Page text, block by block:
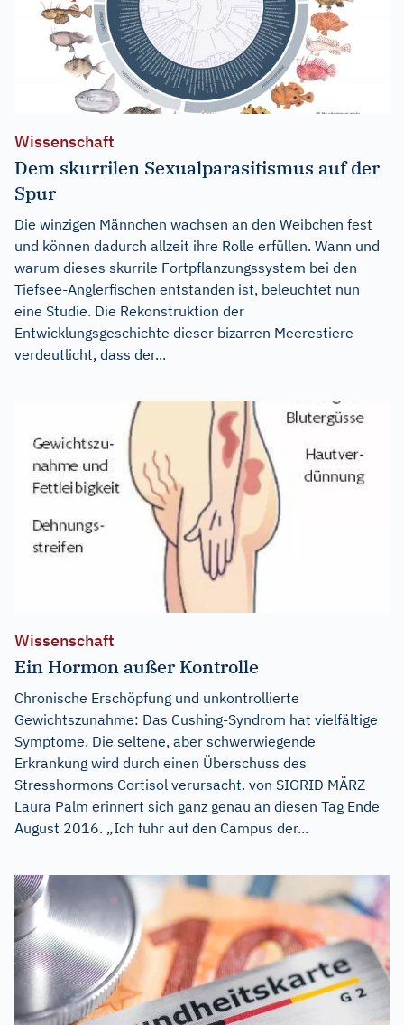
Wissenschaft
Dem skurrilen Sexualparasitismus auf der
Spur
Die winzigen Männchen wachsen an den Weibchen fest
und können dadurch allzeit ihre Rolle erfüllen. Wann und
warum dieses skurrile Fortpflanzungssystem bei den
Tiefsee-Anglerfischen entstanden ist, beleuchtet nun
eine Studie. Die Rekonstruktion der
Entwicklungsgeschichte dieser bizarren Meerestiere
verdeutlicht, dass der...
Wissenschaft
Ein Hormon außer Kontrolle
Chronische Erschöpfung und unkontrollierte
Gewichtszunahme: Das Cushing-Syndrom hat vielfältige
Symptome. Die seltene, aber schwerwiegende
Erkrankung wird durch einen Überschuss des
Stresshormons Cortisol verursacht. von SIGRID MÄRZ
Laura Palm erinnert sich ganz genau an diesen Tag Ende
August 2016. „Ich fuhr auf den Campus der...